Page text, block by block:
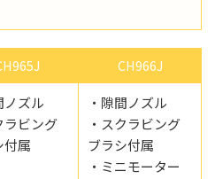
CH966J
ノズル
ラビング
付属
・隙間ノズル
・スクラビング
ブラシ付属
・ミニモーター